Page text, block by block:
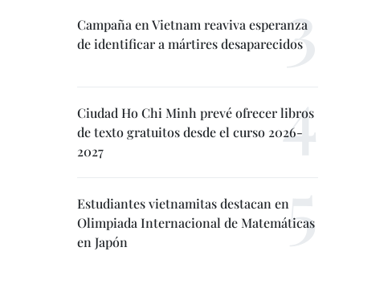
Campaña en Vietnam reaviva esperanza
de identificar a mártires desaparecidos
Ciudad Ho Chi Minh prevé ofrecer libros
de texto gratuitos desde el curso 2026-
2027
Estudiantes vietnamitas destacan en
Olimpiada Internacional de Matemáticas
en Japón